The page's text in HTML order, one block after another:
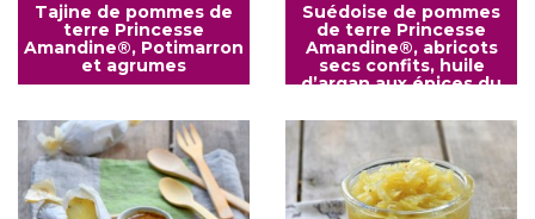
Tajine de pommes de
terre Princesse
Amandine®, Potimarron
et agrumes
Suédoise de pommes
de terre Princesse
Amandine®, abricots
secs confits, huile
d’argan aux épices du